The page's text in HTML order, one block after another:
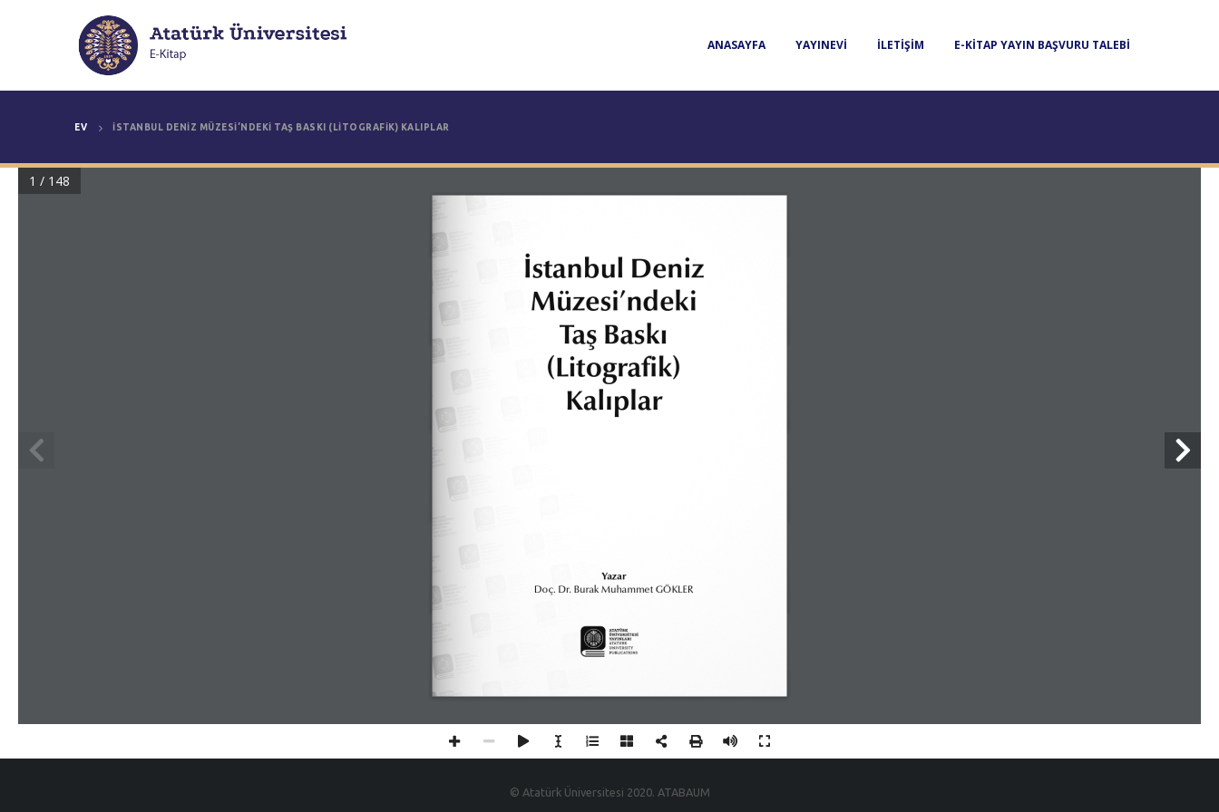
ANASAYFA YAYINEVI İLETIŞIM E-KITAP YAYIN BAŞVURU TALEBI
EV İSTANBUL DENIZ MÜZESI’NDEKI TAŞ BASKI (LITOGRAFIK) KALIPLAR
İstanbul Deniz
Müzesi’ndeki
Taş Baskı
(Litografik)
Kalıplar
Yazar
Doç. Dr. Burak Muhammet GÖKLER
1 / 148
© Atatürk Üniversitesi 2020. ATABAUM